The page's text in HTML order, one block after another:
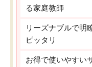
る家庭教師
リーズナブルで明
ピッタリ
お得で使いやすい